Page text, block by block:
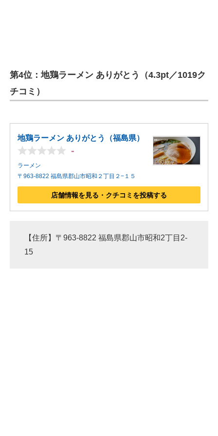
第4位：地鶏ラーメン ありがとう（4.3pt／1019ク
チコミ）
地鶏ラーメン ありがとう（福島県）
-
ラーメン
〒963-8822 福島県郡山市昭和２丁目２−１５
店舗情報を見る・クチコミを投稿する
【住所】〒963-8822 福島県郡山市昭和2丁目2-
15